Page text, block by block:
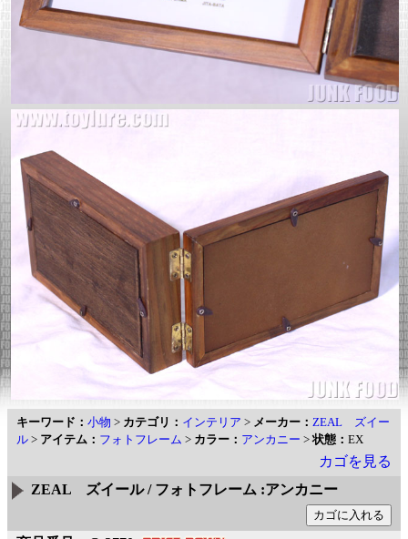
キーワード： 小物 > カテゴリ： インテリア > メーカー： ZEAL ズイー
ル > アイテム： フォトフレーム > カラー： アンカニー >状態： EX
カゴを見る
ZEAL ズイール / フォトフレーム :アンカニー